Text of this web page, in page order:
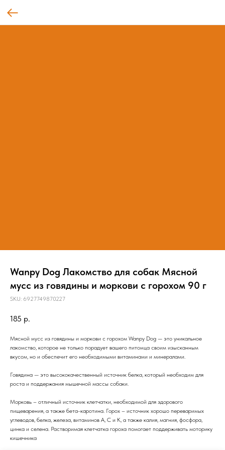
Wanpy Dog Лакомство для собак Мясной
мусс из говядины и моркови с горохом 90 г
SKU: 6927749870227
185 р.
Мясной мусс из говядины и моркови с горохом Wanpy Dog — это уникальное
лакомство, которое не только порадует вашего питомца своим изысканным
вкусом, но и обеспечит его необходимыми витаминами и минералами.
Говядина — это высококачественный источник белка, который необходим для
роста и поддержания мышечной массы собаки.
Морковь – отличный источник клетчатки, необходимой для здорового
пищеварения, а также бета-каротина. Горох – источник хорошо переваримых
углеводов, белка, железа, витаминов А, С и К, а также калия, магния, фосфора,
цинка и селена. Растворимая клетчатка гороха помогает поддерживать моторику
кишечника